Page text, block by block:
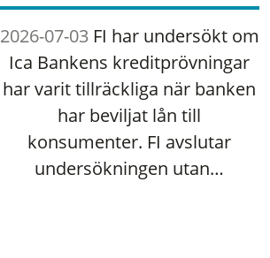
2026-07-03FI har undersökt om
Ica Bankens kreditprövningar
har varit tillräckliga när banken
har beviljat lån till
konsumenter. FI avslutar
undersökningen utan…